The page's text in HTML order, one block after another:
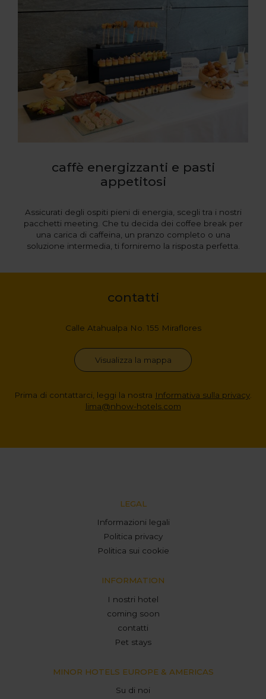
caffè energizzanti e pasti
appetitosi
Assicurati degli ospiti pieni di energia, scegli tra i nostri
pacchetti meeting. Che tu decida dei coffee break per
una carica di caffeina, un pranzo completo o una
soluzione intermedia, ti forniremo la risposta perfetta.
contatti
Calle Atahualpa No. 155 Miraflores
Visualizza la mappa
Prima di contattarci, leggi la nostra Informativa sulla privacy.
lima@nhow-hotels.com
LEGAL
Informazioni legali
Politica privacy
Politica sui cookie
INFORMATION
I nostri hotel
coming soon
contatti
Pet stays
MINOR HOTELS EUROPE & AMERICAS
Su di noi